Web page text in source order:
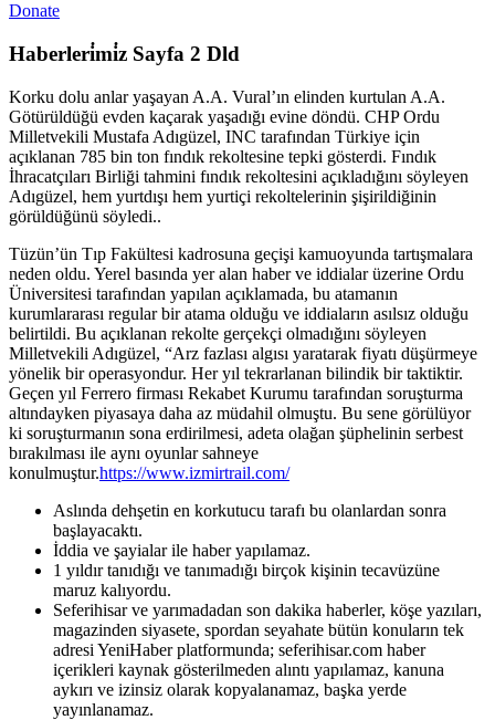
Donate
Haberleri̇mi̇z Sayfa 2 Dld
Korku dolu anlar yaşayan A.A. Vural’ın elinden kurtulan A.A.
Götürüldüğü evden kaçarak yaşadığı evine döndü. CHP Ordu
Milletvekili Mustafa Adıgüzel, INC tarafından Türkiye için
açıklanan 785 bin ton fındık rekoltesine tepki gösterdi. Fındık
İhracatçıları Birliği tahmini fındık rekoltesini açıkladığını söyleyen
Adıgüzel, hem yurtdışı hem yurtiçi rekoltelerinin şişirildiğinin
görüldüğünü söyledi..
Tüzün’ün Tıp Fakültesi kadrosuna geçişi kamuoyunda tartışmalara
neden oldu. Yerel basında yer alan haber ve iddialar üzerine Ordu
Üniversitesi tarafından yapılan açıklamada, bu atamanın
kurumlararası regular bir atama olduğu ve iddiaların asılsız olduğu
belirtildi. Bu açıklanan rekolte gerçekçi olmadığını söyleyen
Milletvekili Adıgüzel, “Arz fazlası algısı yaratarak fiyatı düşürmeye
yönelik bir operasyondur. Her yıl tekrarlanan bilindik bir taktiktir.
Geçen yıl Ferrero firması Rekabet Kurumu tarafından soruşturma
altındayken piyasaya daha az müdahil olmuştu. Bu sene görülüyor
ki soruşturmanın sona erdirilmesi, adeta olağan şüphelinin serbest
bırakılması ile aynı oyunlar sahneye
konulmuştur.https://www.izmirtrail.com/
Aslında dehşetin en korkutucu tarafı bu olanlardan sonra
başlayacaktı.
İddia ve şayialar ile haber yapılamaz.
1 yıldır tanıdığı ve tanımadığı birçok kişinin tecavüzüne
maruz kalıyordu.
Seferihisar ve yarımadadan son dakika haberler, köşe yazıları,
magazinden siyasete, spordan seyahate bütün konuların tek
adresi YeniHaber platformunda; seferihisar.com haber
içerikleri kaynak gösterilmeden alıntı yapılamaz, kanuna
aykırı ve izinsiz olarak kopyalanamaz, başka yerde
yayınlanamaz.